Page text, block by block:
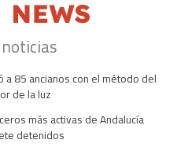
85 ancianos con el método del
de la luz
más activas de Andalucía
detenidos